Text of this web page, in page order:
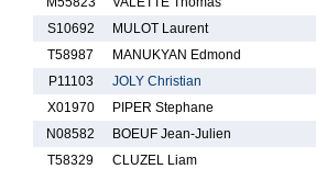
S10692
MULOT Laurent
T58987
MANUKYAN Edmond
P11103
JOLY Christian
X01970
PIPER Stephane
N08582
BOEUF Jean-Julien
T58329
CLUZEL Liam